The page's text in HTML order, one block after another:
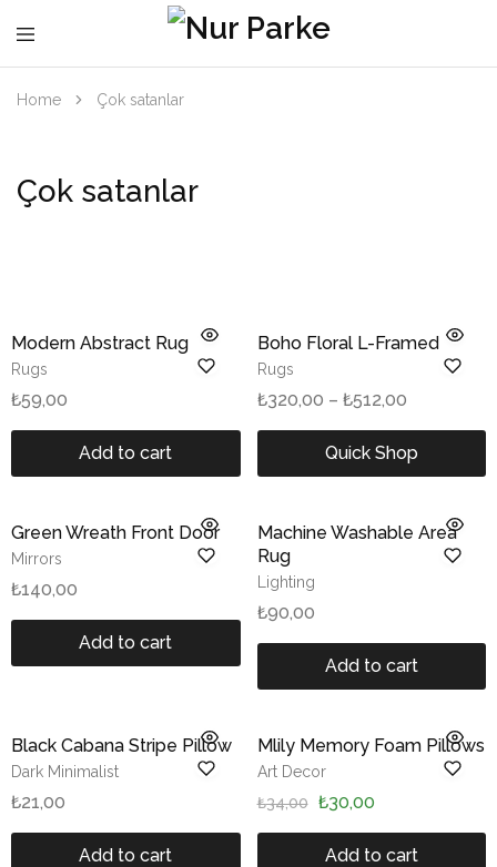
Home Çok satanlar
Çok satanlar
Rugs
Modern Abstract Rug
₺59,00
Add to cart
Rugs
Boho Floral L-Framed
₺320,00 – ₺512,00
Quick Shop
Mirrors
Green Wreath Front Door
₺140,00
Add to cart
HOT
Lighting
Machine Washable Area
Rug
₺90,00
Add to cart
Dark Minimalist
Black Cabana Stripe Pillow
₺21,00
Add to cart
HOT
SALE
Art Decor
Mlily Memory Foam Pillows
₺34,00 ₺30,00
Add to cart